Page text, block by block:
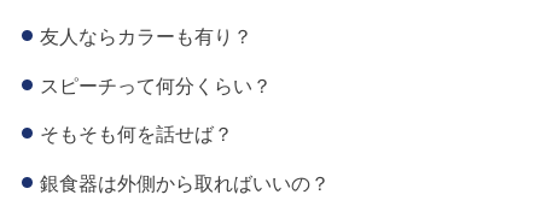
友人ならカラーも有り？
スピーチって何分くらい？
そもそも何を話せば？
銀食器は外側から取ればいいの？